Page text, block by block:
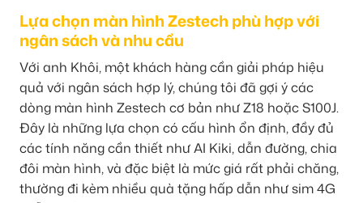
Lựa chọn màn hình Zestech phù hợp với
ngân sách và nhu cầu
Với anh Khôi, một khách hàng cần giải pháp hiệu
quả với ngân sách hợp lý, chúng tôi đã gợi ý các
dòng màn hình Zestech cơ bản như Z18 hoặc S100J.
Đây là những lựa chọn có cấu hình ổn định, đầy đủ
các tính năng cần thiết như AI Kiki, dẫn đường, chia
đôi màn hình, và đặc biệt là mức giá rất phải chăng,
thường đi kèm nhiều quà tặng hấp dẫn như sim 4G